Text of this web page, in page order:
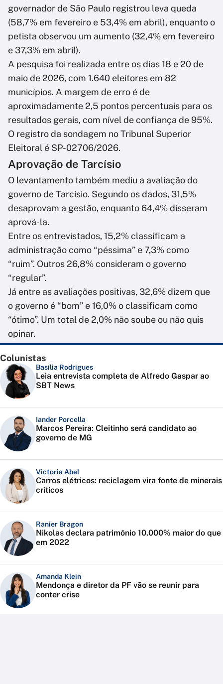
governador de São Paulo registrou leva queda
(58,7% em fevereiro e 53,4% em abril), enquanto o
petista observou um aumento (32,4% em fevereiro
e 37,3% em abril).
A pesquisa foi realizada entre os dias 18 e 20 de
maio de 2026, com 1.640 eleitores em 82
municípios. A margem de erro é de
aproximadamente 2,5 pontos percentuais para os
resultados gerais, com nível de confiança de 95%.
O registro da sondagem no Tribunal Superior
Eleitoral é SP-02706/2026.
Aprovação de Tarcísio
O levantamento também mediu a avaliação do
governo de Tarcísio. Segundo os dados, 31,5%
desaprovam a gestão, enquanto 64,4% disseram
aprová-la.
Entre os entrevistados, 15,2% classificam a
administração como “péssima” e 7,3% como
“ruim”. Outros 26,8% consideram o governo
“regular”.
Já entre as avaliações positivas, 32,6% dizem que
o governo é “bom” e 16,0% o classificam como
“ótimo”. Um total de 2,0% não soube ou não quis
opinar.
Colunistas
Basília Rodrigues
Leia entrevista completa de Alfredo Gaspar ao
SBT News
Iander Porcella
Marcos Pereira: Cleitinho será candidato ao
governo de MG
Victoria Abel
Carros elétricos: reciclagem vira fonte de minerais
críticos
Ranier Bragon
Nikolas declara patrimônio 10.000% maior do que
em 2022
Amanda Klein
Mendonça e diretor da PF vão se reunir para
conter crise